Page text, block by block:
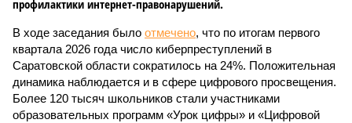
профилактики интернет-правонарушений.
В ходе заседания было отмечено, что по итогам первого
квартала 2026 года число киберпреступлений в
Саратовской области сократилось на 24%. Положительная
динамика наблюдается и в сфере цифрового просвещения.
Более 120 тысяч школьников стали участниками
образовательных программ «Урок цифры» и «Цифровой